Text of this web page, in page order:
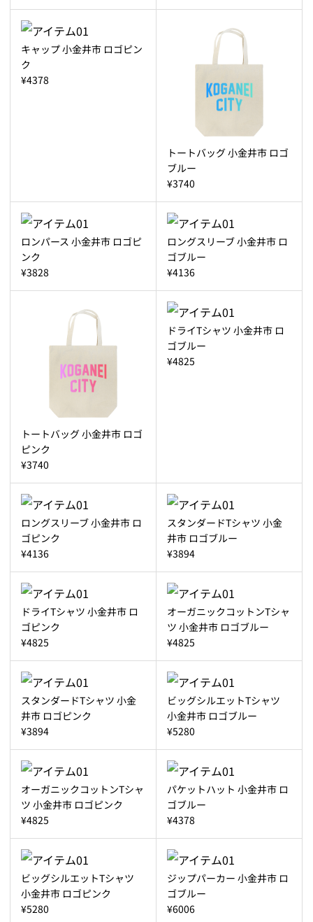
キャップ 小金井市 ロゴピン
ク
¥4378
トートバッグ 小金井市 ロゴ
ブルー
¥3740
ロンパース 小金井市 ロゴピ
ンク
¥3828
ロングスリーブ 小金井市 ロ
ゴブルー
¥4136
トートバッグ 小金井市 ロゴ
ピンク
¥3740
ドライTシャツ 小金井市 ロ
ゴブルー
¥4825
ロングスリーブ 小金井市 ロ
ゴピンク
¥4136
スタンダードTシャツ 小金
井市 ロゴブルー
¥3894
ドライTシャツ 小金井市 ロ
ゴピンク
¥4825
オーガニックコットンTシャ
ツ 小金井市 ロゴブルー
¥4825
スタンダードTシャツ 小金
井市 ロゴピンク
¥3894
ビッグシルエットTシャツ
小金井市 ロゴブルー
¥5280
オーガニックコットンTシャ
ツ 小金井市 ロゴピンク
¥4825
パケットハット 小金井市 ロ
ゴブルー
¥4378
ビッグシルエットTシャツ
小金井市 ロゴピンク
¥5280
ジップパーカー 小金井市 ロ
ゴブルー
¥6006